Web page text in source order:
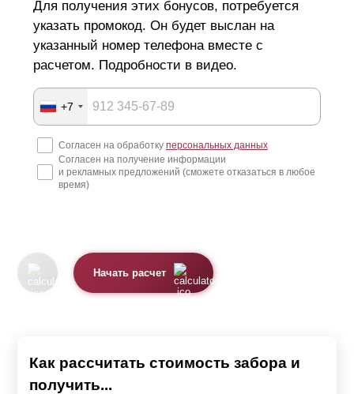
Для получения этих бонусов, потребуется
указать промокод. Он будет выслан на
указанный номер телефона вместе с
расчетом. Подробности в видео.
+7
Согласен на обработку персональных данных
Согласен на получение информации
и рекламных предложений (сможете отказаться в любое
время)
Начать расчет
Как рассчитать стоимость забора и
получить...